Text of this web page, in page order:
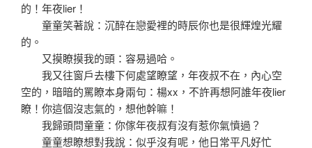
的！年夜lier！
童童笑著說：沉醉在戀愛裡的時辰你也是很輝煌光耀
的。
又摸瞭摸我的頭：容易過哈。
我又往窗戶去樓下何處望瞭望，年夜叔不在，內心空
空的，暗暗的罵瞭本身兩句：楊xx，不許再想阿誰年夜lier
瞭！你這個沒志氣的，想他幹嘛！
我歸頭問童童：你傢年夜叔有沒有惹你氣憤過？
童童想瞭想對我說：似乎沒有呢，他日常平凡好忙